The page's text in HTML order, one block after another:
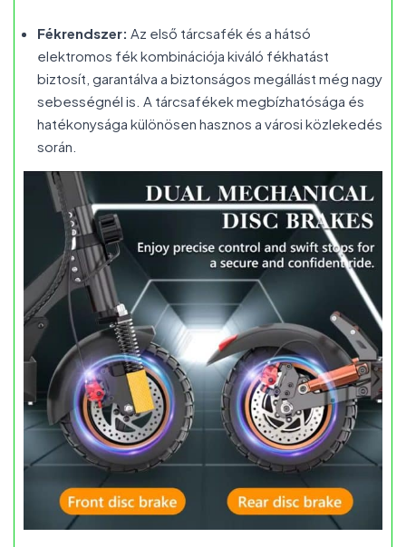
Fékrendszer: Az első tárcsafék és a hátsó
elektromos fék kombinációja kiváló fékhatást
biztosít, garantálva a biztonságos megállást még nagy
sebességnél is. A tárcsafékek megbízhatósága és
hatékonysága különösen hasznos a városi közlekedés
során.